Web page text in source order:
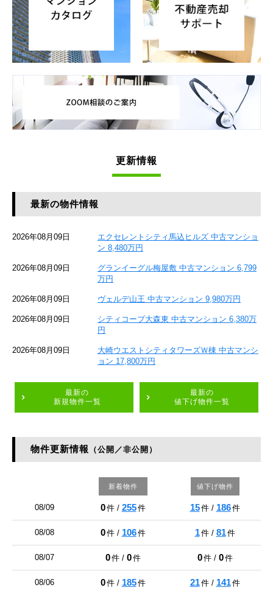
更新情報
最新の物件情報
2026年08月09日
エクセレントシティ馬込ヒルズ 中古マンショ
ン 8,480万円
2026年08月09日
グランイーグル梅屋敷 中古マンション 6,799
万円
2026年08月09日 ヴェルデ山王 中古マンション 9,980万円
2026年08月09日
シティコープ大森東 中古マンション 6,380万
円
2026年08月09日
大崎ウエストシティタワーズＷ棟 中古マンシ
ョン 17,800万円
最新の
新規物件一覧
最新の
値下げ物件一覧
物件更新情報 （公開／非公開）
新着物件 値下げ物件
08/09 0件 / 255件 15件 / 186件
08/08 0件 / 106件 1件 / 81件
08/07 0件 / 0件 0件 / 0件
08/06 0件 / 185件 21件 / 141件